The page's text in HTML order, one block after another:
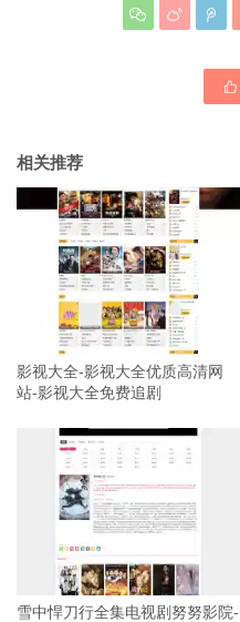
  

相关推荐
影视大全-影视大全优质高清网
站-影视大全免费追剧
雪中悍刀行全集电视剧努努影院-